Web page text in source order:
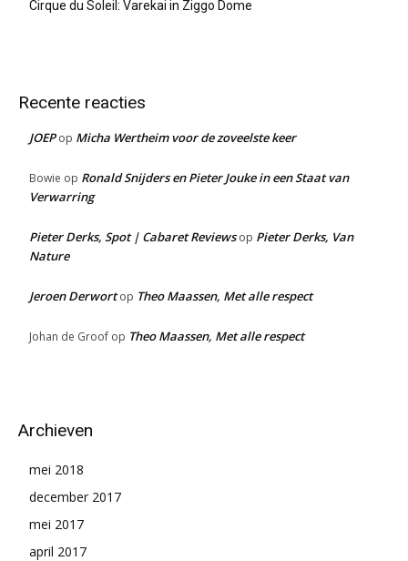
Cirque du Soleil: Varekai in Ziggo Dome
Recente reacties
JOEPop Micha Wertheim voor de zoveelste keer
Bowie op Ronald Snijders en Pieter Jouke in een Staat van
Verwarring
Pieter Derks, Spot | Cabaret Reviewsop Pieter Derks, Van
Nature
Jeroen Derwortop Theo Maassen, Met alle respect
Johan de Groof op Theo Maassen, Met alle respect
Archieven
mei 2018
december 2017
mei 2017
april 2017